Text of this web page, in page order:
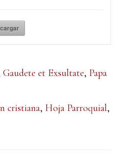
Gaudete et Exsultate, Papa
cristiana, Hoja Parroquial,